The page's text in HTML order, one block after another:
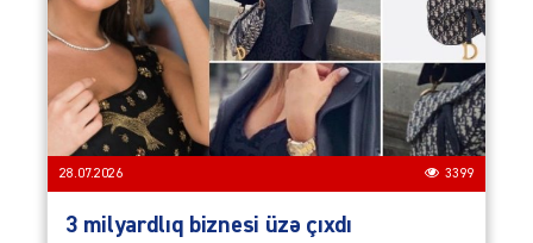
28.07.2026 3399
3 milyardlıq biznesi üzə çıxdı